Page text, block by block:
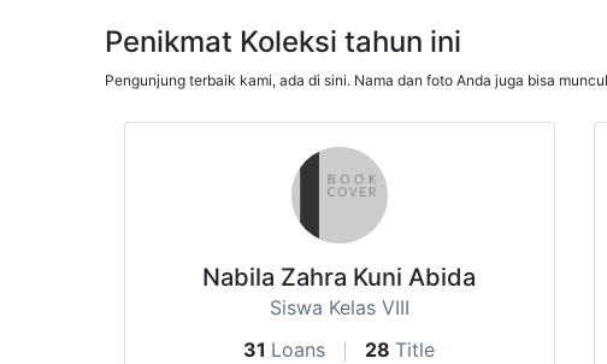
Penikmat Koleksi tahun ini
Pengunjung terbaik kami, ada di sini. Nama dan foto Anda juga bisa
Nabila Zahra Kuni Abida
Siswa Kelas VIII
31 Loans 28 Title